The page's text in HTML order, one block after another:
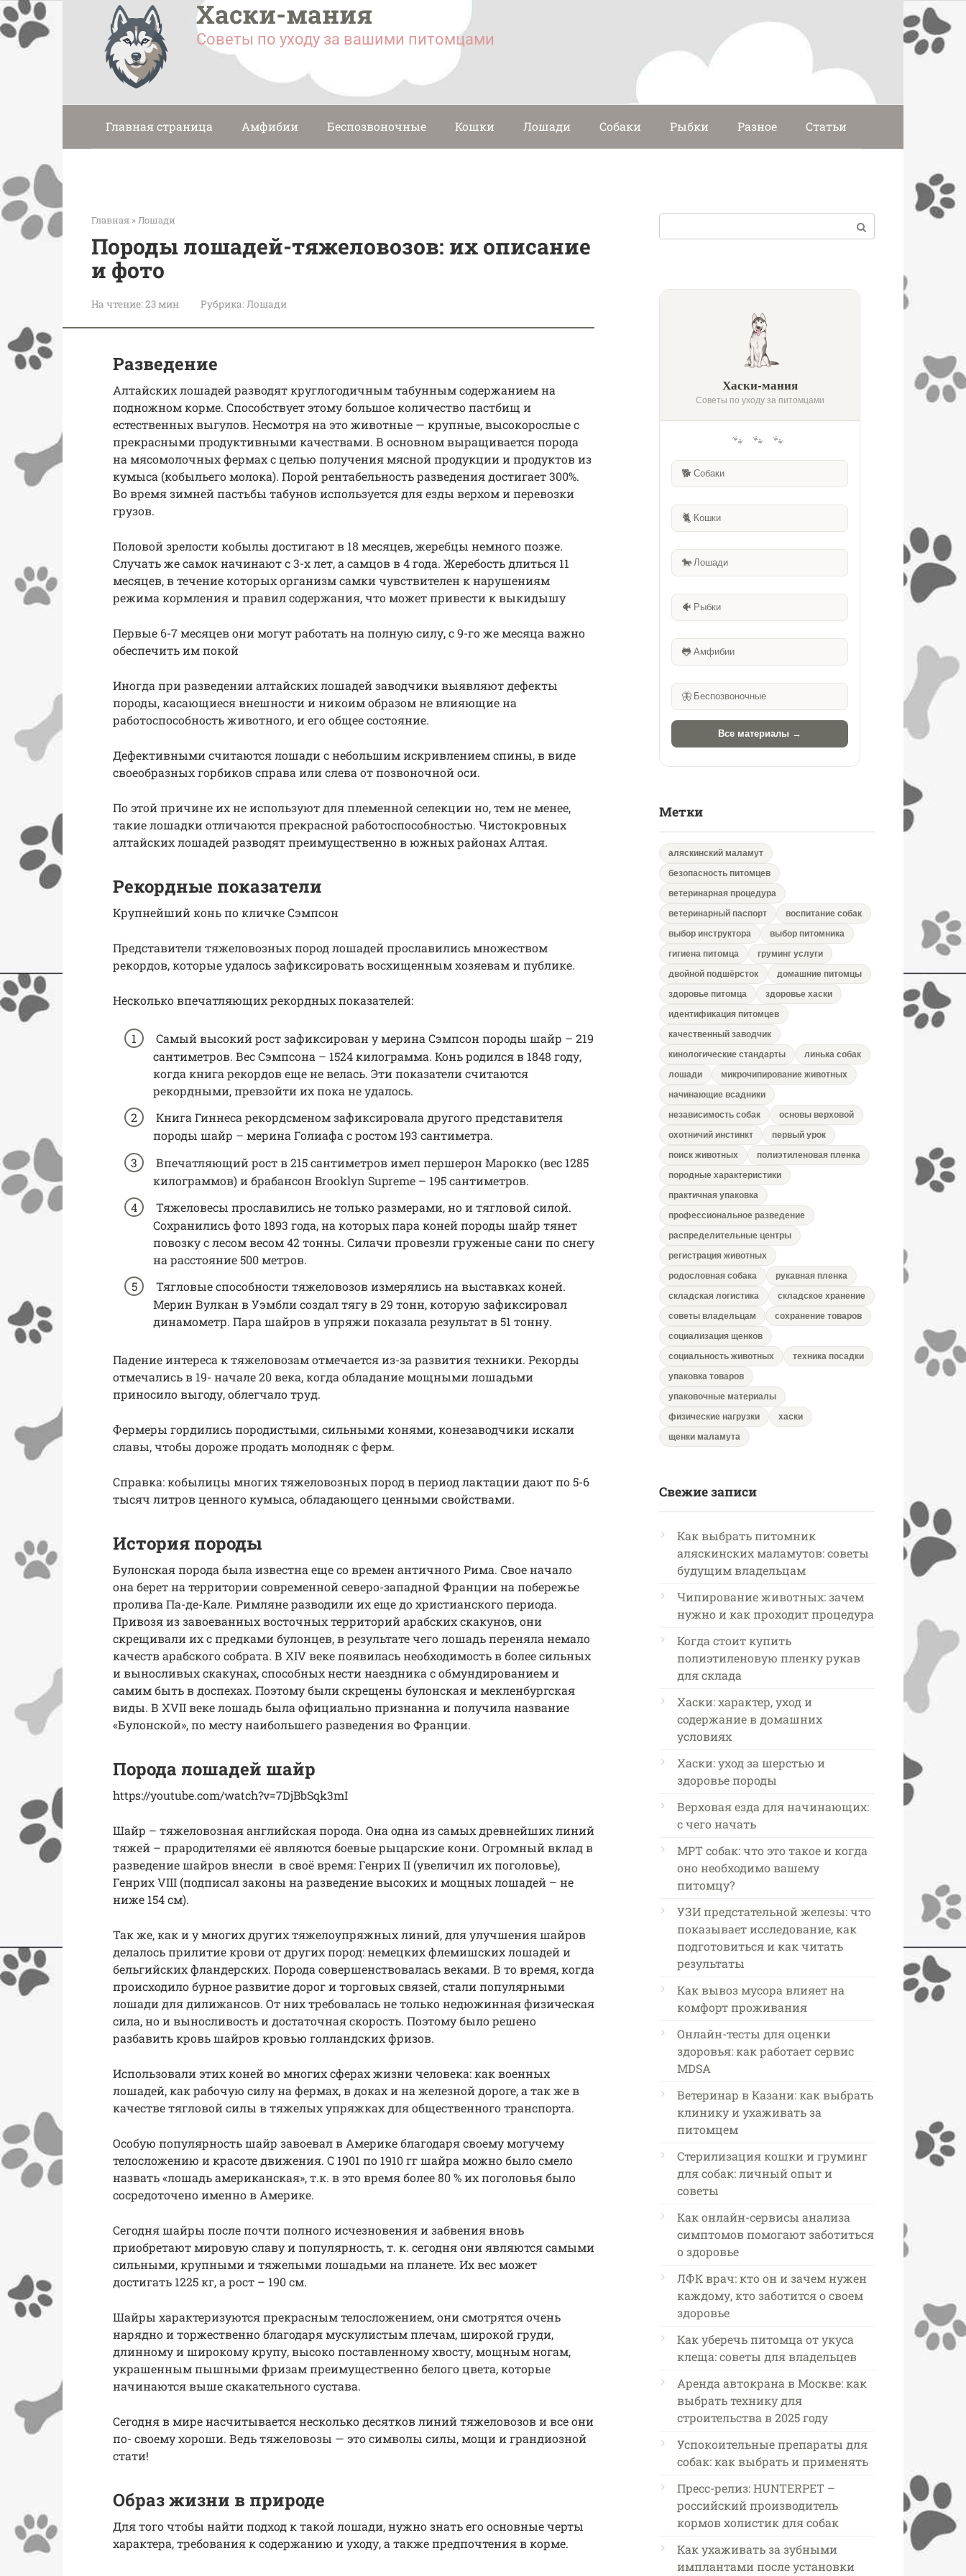
Перейти
к
контенту
Хаски-мания
Советы по уходу за вашими питомцами
Главная страница Амфибии Беспозвоночные Кошки Лошади Собаки Рыбки Разное Статьи
Главная » Лошади
Породы лошадей-тяжеловозов: их описание
и фото
На чтение:23 мин Рубрика:Лошади
Разведение
Алтайских лошадей разводят круглогодичным табунным содержанием на
подножном корме. Способствует этому большое количество пастбищ и
естественных выгулов. Несмотря на это животные — крупные, высокорослые с
прекрасными продуктивными качествами. В основном выращивается порода
на мясомолочных фермах с целью получения мясной продукции и продуктов из
кумыса (кобыльего молока). Порой рентабельность разведения достигает 300%.
Во время зимней пастьбы табунов используется для езды верхом и перевозки
грузов.
Половой зрелости кобылы достигают в 18 месяцев, жеребцы немного позже.
Случать же самок начинают с 3-х лет, а самцов в 4 года. Жеребость длиться 11
месяцев, в течение которых организм самки чувствителен к нарушениям
режима кормления и правил содержания, что может привести к выкидышу
Первые 6-7 месяцев они могут работать на полную силу, с 9-го же месяца важно
обеспечить им покой
Иногда при разведении алтайских лошадей заводчики выявляют дефекты
породы, касающиеся внешности и никоим образом не влияющие на
работоспособность животного, и его общее состояние.
Дефективными считаются лошади с небольшим искривлением спины, в виде
своеобразных горбиков справа или слева от позвоночной оси.
По этой причине их не используют для племенной селекции но, тем не менее,
такие лошадки отличаются прекрасной работоспособностью. Чистокровных
алтайских лошадей разводят преимущественно в южных районах Алтая.
Рекордные показатели
Крупнейший конь по кличке Сэмпсон
Представители тяжеловозных пород лошадей прославились множеством
рекордов, которые удалось зафиксировать восхищенным хозяевам и публике.
Несколько впечатляющих рекордных показателей:
Самый высокий рост зафиксирован у мерина Сэмпсон породы шайр – 219
сантиметров. Вес Сэмпсона – 1524 килограмма. Конь родился в 1848 году,
когда книга рекордов еще не велась. Эти показатели считаются
рекордными, превзойти их пока не удалось.
Книга Гиннеса рекордсменом зафиксировала другого представителя
породы шайр – мерина Голиафа с ростом 193 сантиметра.
Впечатляющий рост в 215 сантиметров имел першерон Марокко (вес 1285
килограммов) и брабансон Brooklyn Supreme – 195 сантиметров.
Тяжеловесы прославились не только размерами, но и тягловой силой.
Сохранились фото 1893 года, на которых пара коней породы шайр тянет
повозку с лесом весом 42 тонны. Силачи провезли груженые сани по снегу
на расстояние 500 метров.
Тягловые способности тяжеловозов измерялись на выставках коней.
Мерин Вулкан в Уэмбли создал тягу в 29 тонн, которую зафиксировал
динамометр. Пара шайров в упряжи показала результат в 51 тонну.
Падение интереса к тяжеловозам отмечается из-за развития техники. Рекорды
отмечались в 19- начале 20 века, когда обладание мощными лошадьми
приносило выгоду, облегчало труд.
Фермеры гордились породистыми, сильными конями, конезаводчики искали
славы, чтобы дороже продать молодняк с ферм.
Справка: кобылицы многих тяжеловозных пород в период лактации дают по 5-6
тысяч литров ценного кумыса, обладающего ценными свойствами.
История породы
Булонская порода была известна еще со времен античного Рима. Свое начало
она берет на территории современной северо-западной Франции на побережье
пролива Па-де-Кале. Римляне разводили их еще до христианского периода.
Привозя из завоеванных восточных территорий арабских скакунов, они
скрещивали их с предками булонцев, в результате чего лошадь переняла немало
качеств арабского собрата. В XIV веке появилась необходимость в более сильных
и выносливых скакунах, способных нести наездника с обмундированием и
самим быть в доспехах. Поэтому были скрещены булонская и мекленбургская
виды. В XVII веке лошадь была официально признанна и получила название
«Булонской», по месту наибольшего разведения во Франции.
Порода лошадей шайр
https://youtube.com/watch?v=7DjBbSqk3mI
Шайр – тяжеловозная английская порода. Она одна из самых древнейших линий
тяжей – прародителями её являются боевые рыцарские кони. Огромный вклад в
разведение шайров внесли в своё время: Генрих II (увеличил их поголовье),
Генрих VIII (подписал законы на разведение высоких и мощных лошадей – не
ниже 154 см).
Так же, как и у многих других тяжелоупряжных линий, для улучшения шайров
делалось прилитие крови от других пород: немецких флемишских лошадей и
бельгийских фландерских. Порода совершенствовалась веками. В то время, когда
происходило бурное развитие дорог и торговых связей, стали популярными
лошади для дилижансов. От них требовалась не только недюжинная физическая
сила, но и выносливость и достаточная скорость. Поэтому было решено
разбавить кровь шайров кровью голландских фризов.
Использовали этих коней во многих сферах жизни человека: как военных
лошадей, как рабочую силу на фермах, в доках и на железной дороге, а так же в
качестве тягловой силы в тяжелых упряжках для общественного транспорта.
Особую популярность шайр завоевал в Америке благодаря своему могучему
телосложению и красоте движения. С 1901 по 1910 гг шайра можно было смело
назвать «лошадь американская», т.к. в это время более 80 % их поголовья было
сосредоточено именно в Америке.
Сегодня шайры после почти полного исчезновения и забвения вновь
приобретают мировую славу и популярность, т. к. сегодня они являются самыми
сильными, крупными и тяжелыми лошадьми на планете. Их вес может
достигать 1225 кг, а рост – 190 см.
Шайры характеризуются прекрасным телосложением, они смотрятся очень
нарядно и торжественно благодаря мускулистым плечам, широкой груди,
длинному и широкому крупу, высоко поставленному хвосту, мощным ногам,
украшенным пышными фризам преимущественно белого цвета, которые
начинаются выше скакательного сустава.
Сегодня в мире насчитывается несколько десятков линий тяжеловозов и все они
по- своему хороши. Ведь тяжеловозы — это символы силы, мощи и грандиозной
стати!
Образ жизни в природе
Для того чтобы найти подход к такой лошади, нужно знать его основные черты
характера, требования к содержанию и уходу, а также предпочтения в корме.
Хаски-мания
Советы по уходу за питомцами
🐾 🐾 🐾
🐕 Собаки
🐈 Кошки
🐎 Лошади
🐠 Рыбки
🐸 Амфибии
🦋 Беспозвоночные
Все материалы →
Метки
аляскинский маламут
безопасность питомцев
ветеринарная процедура
ветеринарный паспорт
воспитание собак
выбор инструктора
выбор питомника
гигиена питомца
груминг услуги
двойной подшёрсток
домашние питомцы
здоровье питомца
здоровье хаски
идентификация питомцев
качественный заводчик
кинологические стандарты
линька собак
лошади
микрочипирование животных
начинающие всадники
независимость собак
основы верховой
охотничий инстинкт
первый урок
поиск животных
полиэтиленовая пленка
породные характеристики
практичная упаковка
профессиональное разведение
распределительные центры
регистрация животных
родословная собака
рукавная пленка
складская логистика
складское хранение
советы владельцам
сохранение товаров
социализация щенков
социальность животных
техника посадки
упаковка товаров
упаковочные материалы
физические нагрузки
хаски
щенки маламута
Свежие записи
Как выбрать питомник
аляскинских маламутов: советы
будущим владельцам
Чипирование животных: зачем
нужно и как проходит процедура
Когда стоит купить
полиэтиленовую пленку рукав
для склада
Хаски: характер, уход и
содержание в домашних
условиях
Хаски: уход за шерстью и
здоровье породы
Верховая езда для начинающих:
с чего начать
МРТ собак: что это такое и когда
оно необходимо вашему
питомцу?
УЗИ предстательной железы: что
показывает исследование, как
подготовиться и как читать
результаты
Как вывоз мусора влияет на
комфорт проживания
Онлайн-тесты для оценки
здоровья: как работает сервис
MDSA
Ветеринар в Казани: как выбрать
клинику и ухаживать за
питомцем
Стерилизация кошки и груминг
для собак: личный опыт и
советы
Как онлайн-сервисы анализа
симптомов помогают заботиться
о здоровье
ЛФК врач: кто он и зачем нужен
каждому, кто заботится о своем
здоровье
Как уберечь питомца от укуса
клеща: советы для владельцев
Аренда автокрана в Москве: как
выбрать технику для
строительства в 2025 году
Успокоительные препараты для
собак: как выбрать и применять
Пресс-релиз: HUNTERPET –
российский производитель
кормов холистик для собак
Как ухаживать за зубными
имплантами после установки